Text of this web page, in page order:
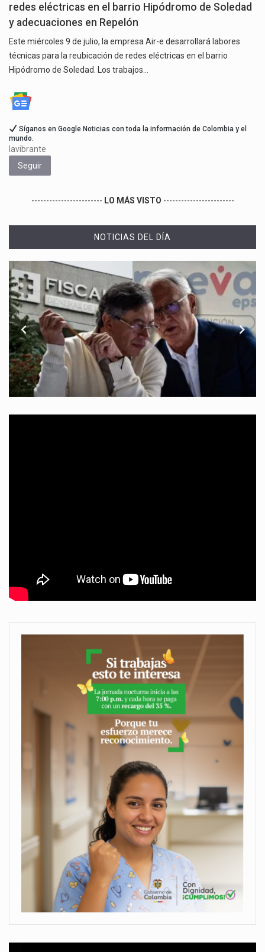
redes eléctricas en el barrio Hipódromo de Soledad
y adecuaciones en Repelón
Este miércoles 9 de julio, la empresa Air-e desarrollará labores
técnicas para la reubicación de redes eléctricas en el barrio
Hipódromo de Soledad. Los trabajos…
Síganos en Google Noticias con toda la información de Colombia y el
mundo.
lavibrante
Seguir
------------------------ LO MÁS VISTO ------------------------
NOTICIAS DEL DÍA